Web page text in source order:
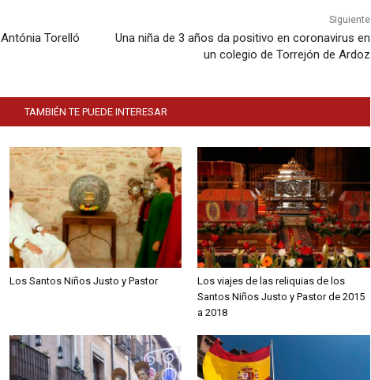
Torelló
Siguiente
Una niña de 3 años da positivo en coronavirus en
un colegio de Torrejón de Ardoz
TAMBIÉN TE PUEDE INTERESAR
Los Santos Niños Justo y Pastor
Los viajes de las reliquias de los
Santos Niños Justo y Pastor de 2015
a 2018